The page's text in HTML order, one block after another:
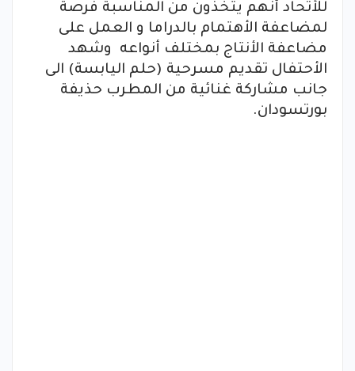
للأتحاد أنهم يتخذون من المناسبة فرصة
لمضاعفة الأهتمام بالدراما و العمل على
مضاعفة الأنتاج بمختلف أنواعه وشهد
الأحتفال تقديم مسرحية (حلم اليابسة) الى
جانب مشاركة غنائية من المطرب حذيفة
بورتسودان.